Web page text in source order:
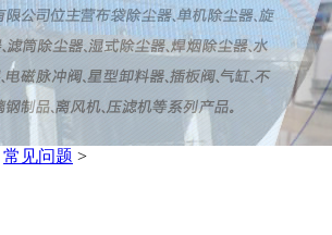
常见问题 >